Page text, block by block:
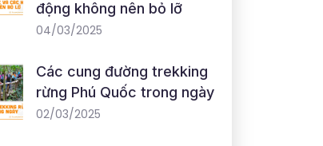
động không nên bỏ lỡ
04/03/2025
Các cung đường trekking
rừng Phú Quốc trong ngày
02/03/2025